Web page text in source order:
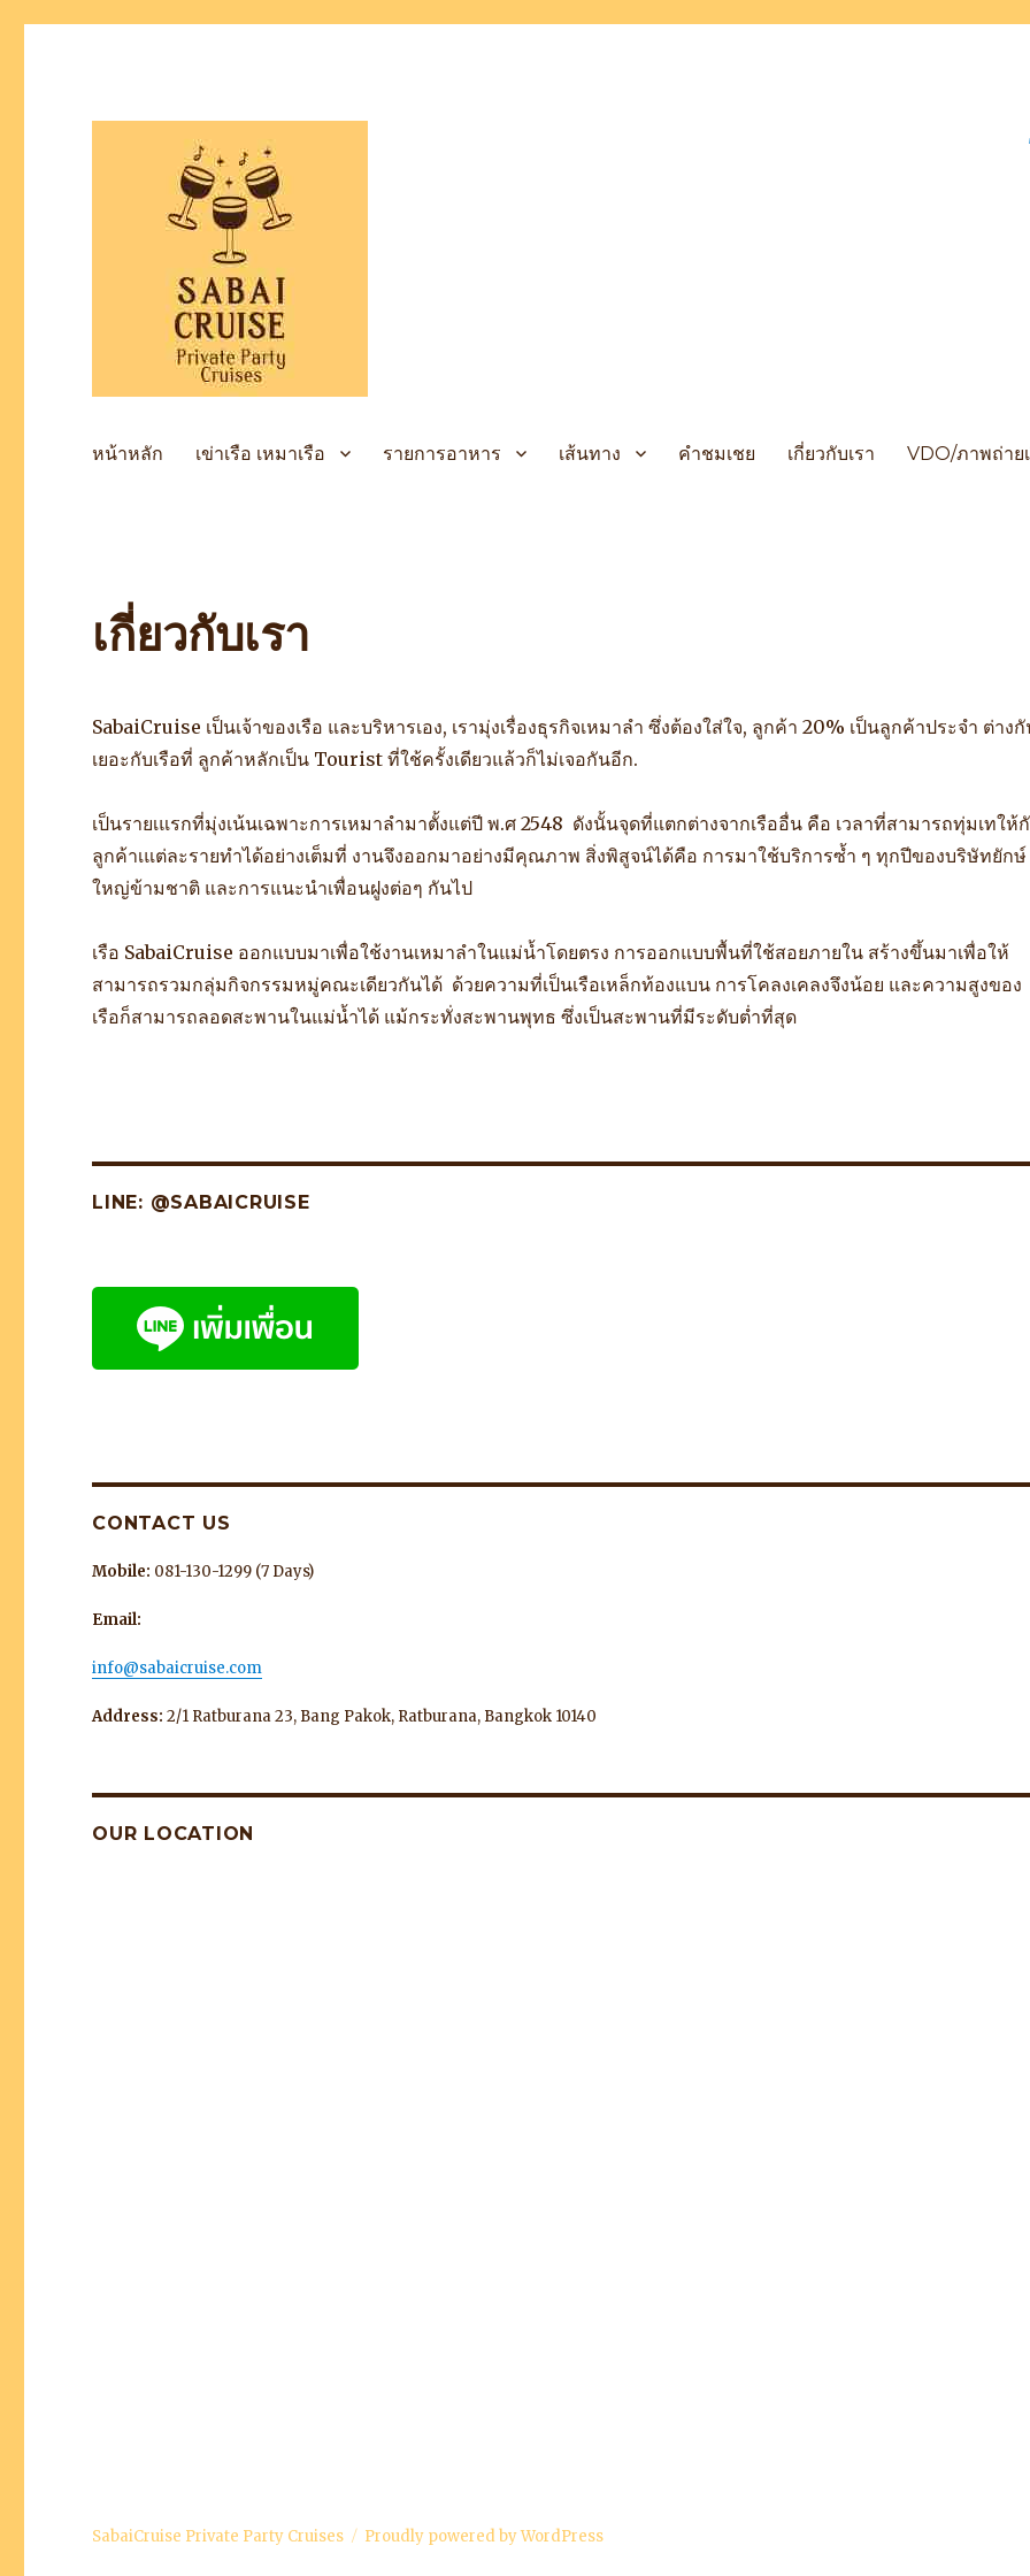
หน้าหลัก เข่าเรือ เหมาเรือ รายการอาหาร เส้นทาง คำชมเชย เกี่ยวกับเรา VDO/ภาพถ่าย
เกี่ยวกับเรา
SabaiCruise เป็นเจ้าของเรือ และบริหารเอง, เรามุ่งเรื่องธุรกิจเหมาลำ ซึ่งต้องใส่ใจ, ลูกค้า 20% เป็นลูกค้าประจำ ต่าง
เยอะกับเรือที่ ลูกค้าหลักเป็น Tourist ที่ใช้ครั้งเดียวแล้วก็ไม่เจอกันอีก.
เป็นรายเแรกที่มุ่งเน้นเฉพาะการเหมาลำมาตั้งแต่ปี พ.ศ 2548 ดังนั้นจุดที่แตกต่างจากเรืออื่น คือ เวลาที่สามารถทุ่มเทให้
ลูกค้าเแต่ละรายทำได้อย่างเต็มที่ งานจึงออกมาอย่างมีคุณภาพ สิ่งพิสูจน์ได้คือ การมาใช้บริการซ้ำ ๆ ทุกปีของบริษัทยักษ์
ใหญ่ข้ามชาติ และการแนะนำเพื่อนฝูงต่อๆ กันไป
เรือ SabaiCruise ออกแบบมาเพื่อใช้งานเหมาลำในแม่น้ำโดยตรง การออกแบบพื้นที่ใช้สอยภายใน สร้างขึ้นมาเพื่อให้
สามารถรวมกลุ่มกิจกรรมหมู่คณะเดียวกันได้ ด้วยความที่เป็นเรือเหล็กท้องแบน การโคลงเคลงจึงน้อย และความสูงของ
เรือก็สามารถลอดสะพานในแม่น้ำได้ แม้กระทั่งสะพานพุทธ ซึ่งเป็นสะพานที่มีระดับต่ำที่สุด
LINE: @SABAICRUISE
CONTACT US
Mobile: 081-130-1299 (7 Days)
Email:
info@sabaicruise.com
Address:2/1 Ratburana 23, Bang Pakok, Ratburana, Bangkok 10140
OUR LOCATION
SabaiCruise Private Party Cruises Proudly powered by WordPress